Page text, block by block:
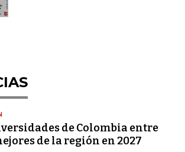
de Colombia entre
de la región en 2027